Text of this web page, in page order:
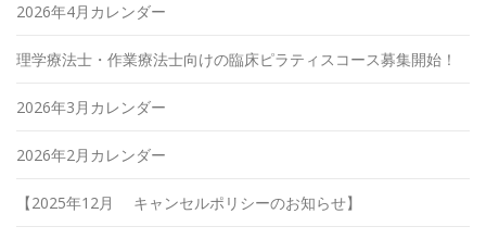
2026年4月カレンダー
理学療法士・作業療法士向けの臨床ピラティスコース募集開始！
2026年3月カレンダー
2026年2月カレンダー
【2025年12月 キャンセルポリシーのお知らせ】